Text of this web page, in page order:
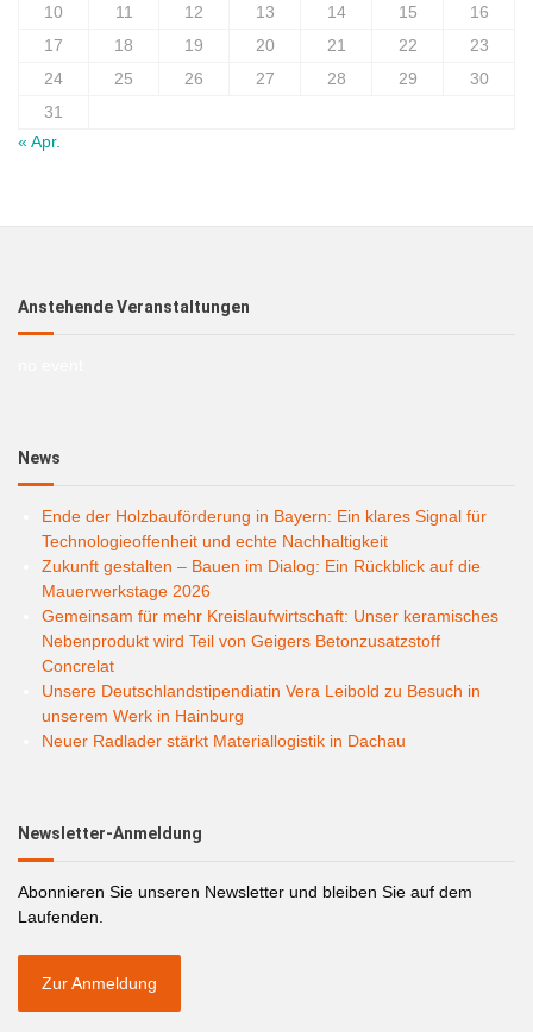
10
11 12 13 14 15
16
17
18 19 20 21 22
23
24
25 26 27 28 29
30
31
« Apr.
Anstehende Veranstaltungen
News
Ende der Holzbauförderung in Bayern: Ein klares Signal für
Technologieoffenheit und echte Nachhaltigkeit
Zukunft gestalten – Bauen im Dialog: Ein Rückblick auf die
Mauerwerkstage 2026
Gemeinsam für mehr Kreislaufwirtschaft: Unser keramisches
Nebenprodukt wird Teil von Geigers Betonzusatzstoff
Concrelat
Unsere Deutschlandstipendiatin Vera Leibold zu Besuch in
unserem Werk in Hainburg
Neuer Radlader stärkt Materiallogistik in Dachau
Newsletter-Anmeldung
Abonnieren Sie unseren Newsletter und bleiben Sie auf dem
Laufenden.
Zur Anmeldung